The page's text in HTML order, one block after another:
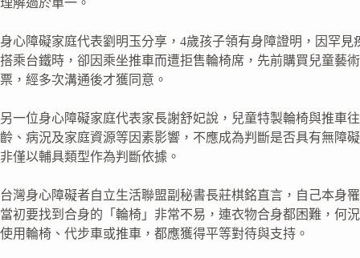
身心障礙家庭代表劉明玉分享，4歲孩子領有身障證明，因罕
搭乘台鐵時，卻因乘坐推車而遭拒售輪椅席，先前購買兒童藝
票，經多次溝通後才獲同意。
另一位身心障礙家庭代表家長謝舒妃說，兒童特製輪椅與推車
齡、病況及家庭資源等因素影響，不應成為判斷是否具有無障
非僅以輔具類型作為判斷依據。
台灣身心障礙者自立生活聯盟副秘書長莊棋銘直言，自己本身
當初要找到合身的「輪椅」非常不易，連衣物合身都困難，何
使用輪椅、代步車或推車，都應獲得平等對待與支持。